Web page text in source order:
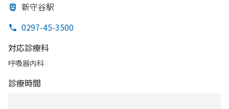
新守谷駅
0297-45-3500
対応診療科
呼吸器内科
診療時間